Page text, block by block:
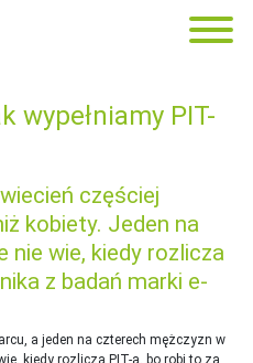
wypełniamy PIT-
częściej
kobiety. Jeden na
nie wie, kiedy rozlicza
z badań marki e-
a jeden na czterech mężczyzn w
kiedy rozlicza PIT-a, bo robi to za